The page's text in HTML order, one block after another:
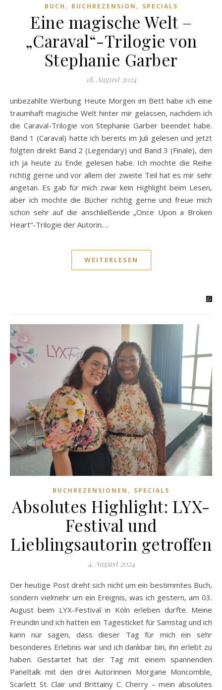
BUCH , BUCHREZENSION , SPECIALS
Eine magische Welt –
„Caraval“-Trilogie von
Stephanie Garber
18. August 2024
unbezahlte Werbung Heute Morgen im Bett habe ich eine
traumhaft magische Welt hinter mir gelassen, nachdem ich
die Caraval-Trilogie von Stephanie Garber beendet habe.
Band 1 (Caraval) hatte ich bereits im Juli gelesen und jetzt
folgten direkt Band 2 (Legendary) und Band 3 (Finale), den
ich ja heute zu Ende gelesen habe. Ich mochte die Reihe
richtig gerne und vor allem der zweite Teil hat es mir sehr
angetan. Es gab für mich zwar kein Highlight beim Lesen,
aber ich mochte die Bücher richtig gerne und freue mich
schon sehr auf die anschließende „Once Upon a Broken
Heart“-Trilogie der Autorin.…
WEITERLESEN
BUCHREZENSIONEN , SPECIALS
Absolutes Highlight: LYX-
Festival und
Lieblingsautorin getroffen
4. August 2024
Der heutige Post dreht sich nicht um ein bestimmtes Buch,
sondern vielmehr um ein Ereignis, was ich gestern, am 03.
August beim LYX-Festival in Köln erleben durfte. Meine
Freundin und ich hatten ein Tagesticket für Samstag und ich
kann nur sagen, dass dieser Tag für mich ein sehr
besonderes Erlebnis war und ich dankbar bin, ihn erlebt zu
haben. Gestartet hat der Tag mit einem spannenden
Paneltalk mit den drei Autorinnen Morgane Moncomble,
Scarlett St. Clair und Brittainy C. Cherry – mein absolutes